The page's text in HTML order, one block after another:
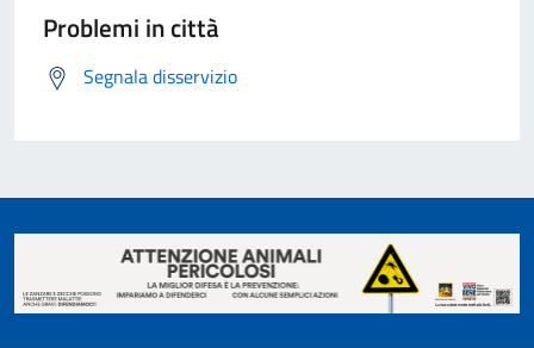
Problemi in città
Segnala disservizio